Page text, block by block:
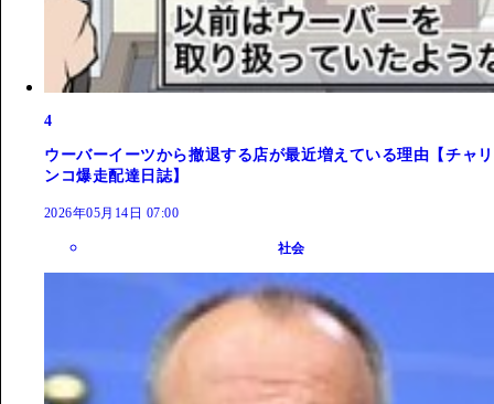
4
ウーバーイーツから撤退する店が最近増えている理由【チャリ
ンコ爆走配達日誌】
2026年05月14日 07:00
社会